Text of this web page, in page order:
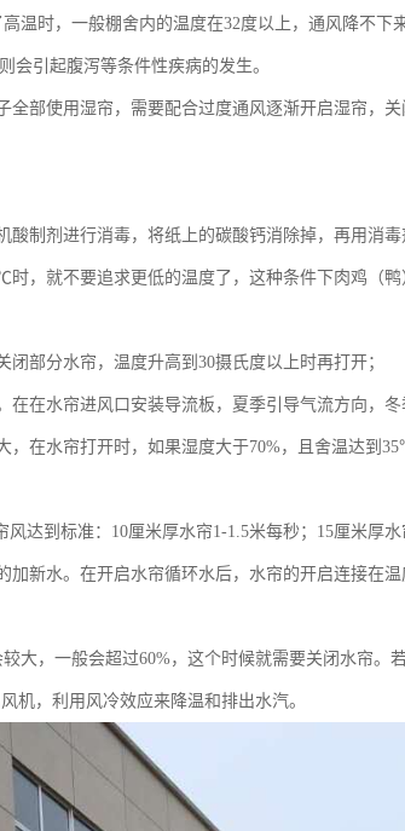
温时，一般棚舍内的温度在32度以上，通风降不下
会引起腹泻等条件性疾病的发生。
全部使用湿帘，需要配合过度通风逐渐开启湿帘，
制剂进行消毒，将纸上的碳酸钙消除掉，再用消毒
，就不要追求更低的温度了，这种条件下肉鸡（
部分水帘，温度升高到30摄氏度以上时再打开；
在水帘进风口安装导流板，夏季引导气流方向，冬
，在水帘打开时，如果湿度大于70%，且舍温达到
达到标准：10厘米厚水帘1-1.5米每秒；15厘米厚水
加新水。在开启水帘循环水后，水帘的开启连接在
大，一般会超过60%，这个时候就需要关闭水帘。
机，利用风冷效应来降温和排出水汽。